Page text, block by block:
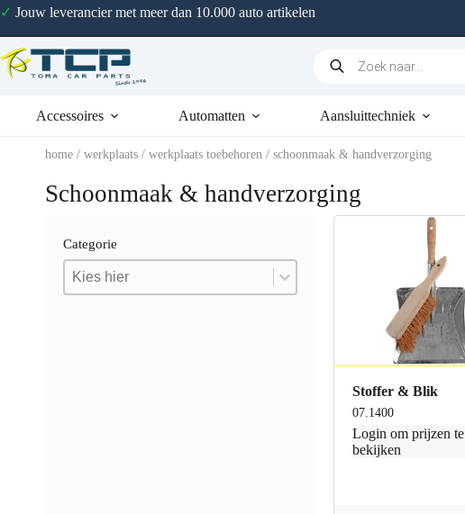
✓ Jouw leverancier met meer dan 10.000 auto artikelen
Accessoires Automatten Aansluittechniek
home / werkplaats / werkplaats toebehoren / schoonmaak & handverzorging
Schoonmaak & handverzorging
Categorie
Categorie
Categorie
Categorie
Stoffer & Blik
07.1400
Login om prijzen te
bekijken